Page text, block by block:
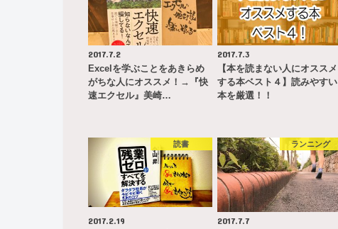
2017.7.2
Excelを学ぶことをあきらめ
がちな人にオススメ！→『快
速エクセル』美崎…
2017.7.3
【本を読まない人にオススメ
する本ベスト４】読みやすい
本を厳選！！
読書
2017.2.19
ランニング
2017.7.7